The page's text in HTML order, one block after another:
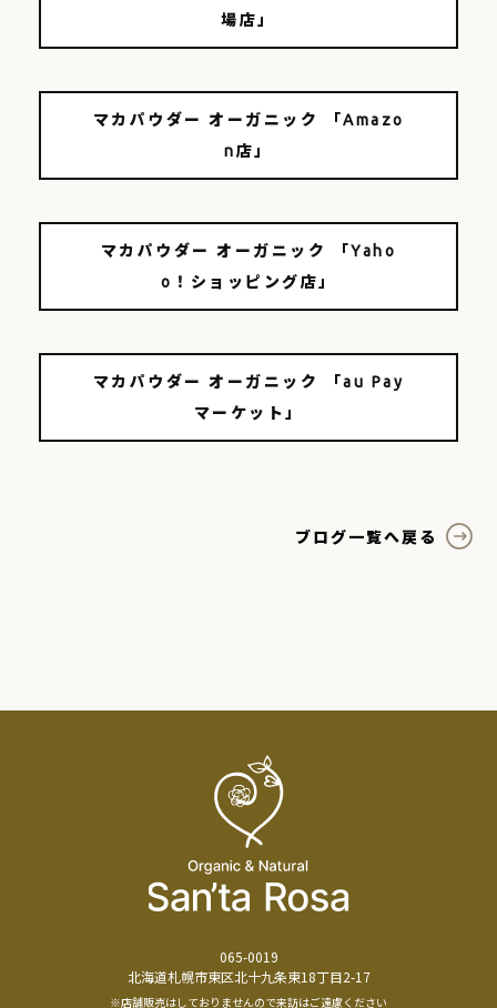
場店」
マカパウダー オーガニック 「Amazo
n店」
マカパウダー オーガニック 「Yaho
o！ショッピング店」
マカパウダー オーガニック 「au Pay
マーケット」
ブログ一覧へ戻る
065-0019
北海道札幌市東区北十九条東18丁目2-17
※店舗販売はしておりませんので来訪はご遠慮ください